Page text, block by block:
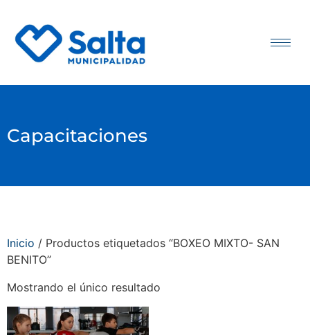
Capacitaciones
Inicio / Productos etiquetados “BOXEO MIXTO- SAN
BENITO”
Mostrando el único resultado